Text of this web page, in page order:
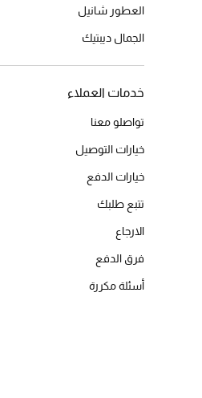
العطور شانيل
الجمال ديبتيك
خدمات العملاء
تواصلو معنا
خيارات التوصيل
خيارات الدفع
تتبع طلبك
الارجاع
فرق الدفع
أسئلة مكررة